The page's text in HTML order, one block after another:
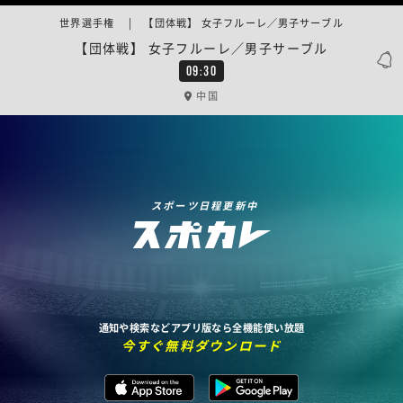
09:30
【団体戦】 女子フルーレ／男子サーブル
世界選手権 | 【団体戦】 女子フルーレ／男子サーブル
中国
スポーツ日程更新中
通知や検索などアプリ版なら全機能使い放題
今すぐ無料ダウンロード